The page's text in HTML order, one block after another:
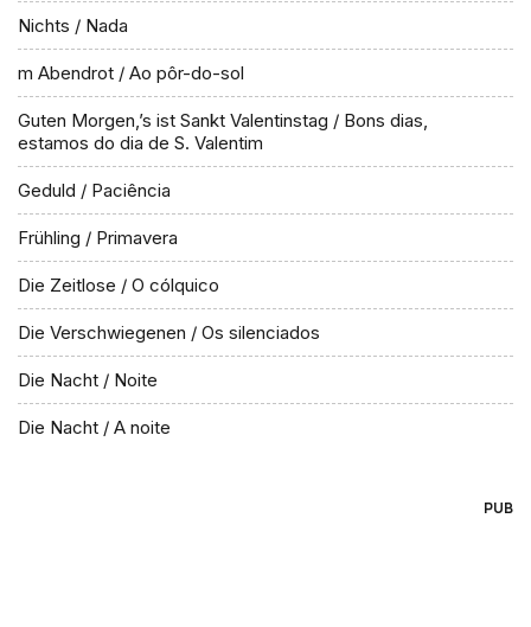
Nichts / Nada
m Abendrot / Ao pôr-do-sol
Guten Morgen,’s ist Sankt Valentinstag / Bons dias,
estamos do dia de S. Valentim
Geduld / Paciência
Frühling / Primavera
Die Zeitlose / O cólquico
Die Verschwiegenen / Os silenciados
Die Nacht / Noite
Die Nacht / A noite
PUB